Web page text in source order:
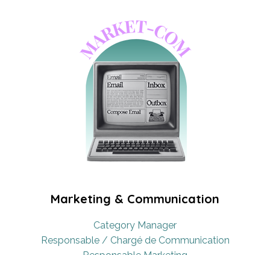
Marketing & Communication
Category Manager
Responsable / Chargé de Communication